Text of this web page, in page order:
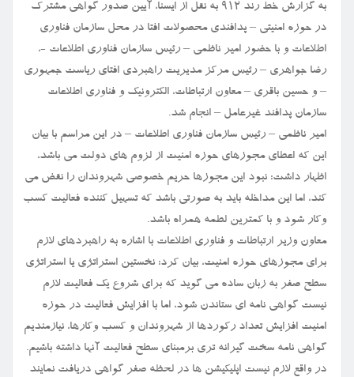
به گزارش خط رند ۹۱۲ به نقل از ایسنا، آیین صدور گواهی مشترک
در حوزه امنیتی – پدافندی محصولات افتا در محل سازمان فناوری
اطلاعات و با حضور امیر ناظمی – رئیس سازمان فناوری اطلاعات -،
رضا جواهری – رئیس مرکز مدیریت راهبردی افتای ریاست جمهوری
– و حسین باقری – معاون ارتباطات، الکترونیک و فناوری اطلاعات
سازمان پدافند غیرعامل – انجام شد.
امیر ناظمی – رئیس سازمان فناوری اطلاعات – در این مراسم با بیان
این که اعطای مجوزهای حوزه امنیت از لزوم های دولت می باشد،
اظهار داشت: نبود این مجوزها حریم خصوصی شهروندان را نقض می
کند، اما این مداخله باید به صورتی باشد که تسهیل کننده فعالیت کسب
وکار شود و با کمترین لطمه همراه باشد.
معاون وزیر ارتباطات و فناوری اطلاعات با اشاره به راهبردهای لازم
برای مجوزهای حوزه امنیت، بیان کرد: نخستین استراتژی یا استراتژی
سطح صفر به زبان ساده می گوید که برای شروع یک فعالیت لازم
نیست گواهی نامه ای ستاندن شود، اما با افزایش فعالیت در حوزه
امنیت افزایش تعداد رکوردها از شهروندان و کسب وکارها، نیازمندیم
گواهی نامه سخت گیرانه تری برمبنای سطح فعالیت آنها داشته باشیم.
در واقع لازم نیست اپلیکیشن ها در لحظه صفر گواهی دریافت نمایند